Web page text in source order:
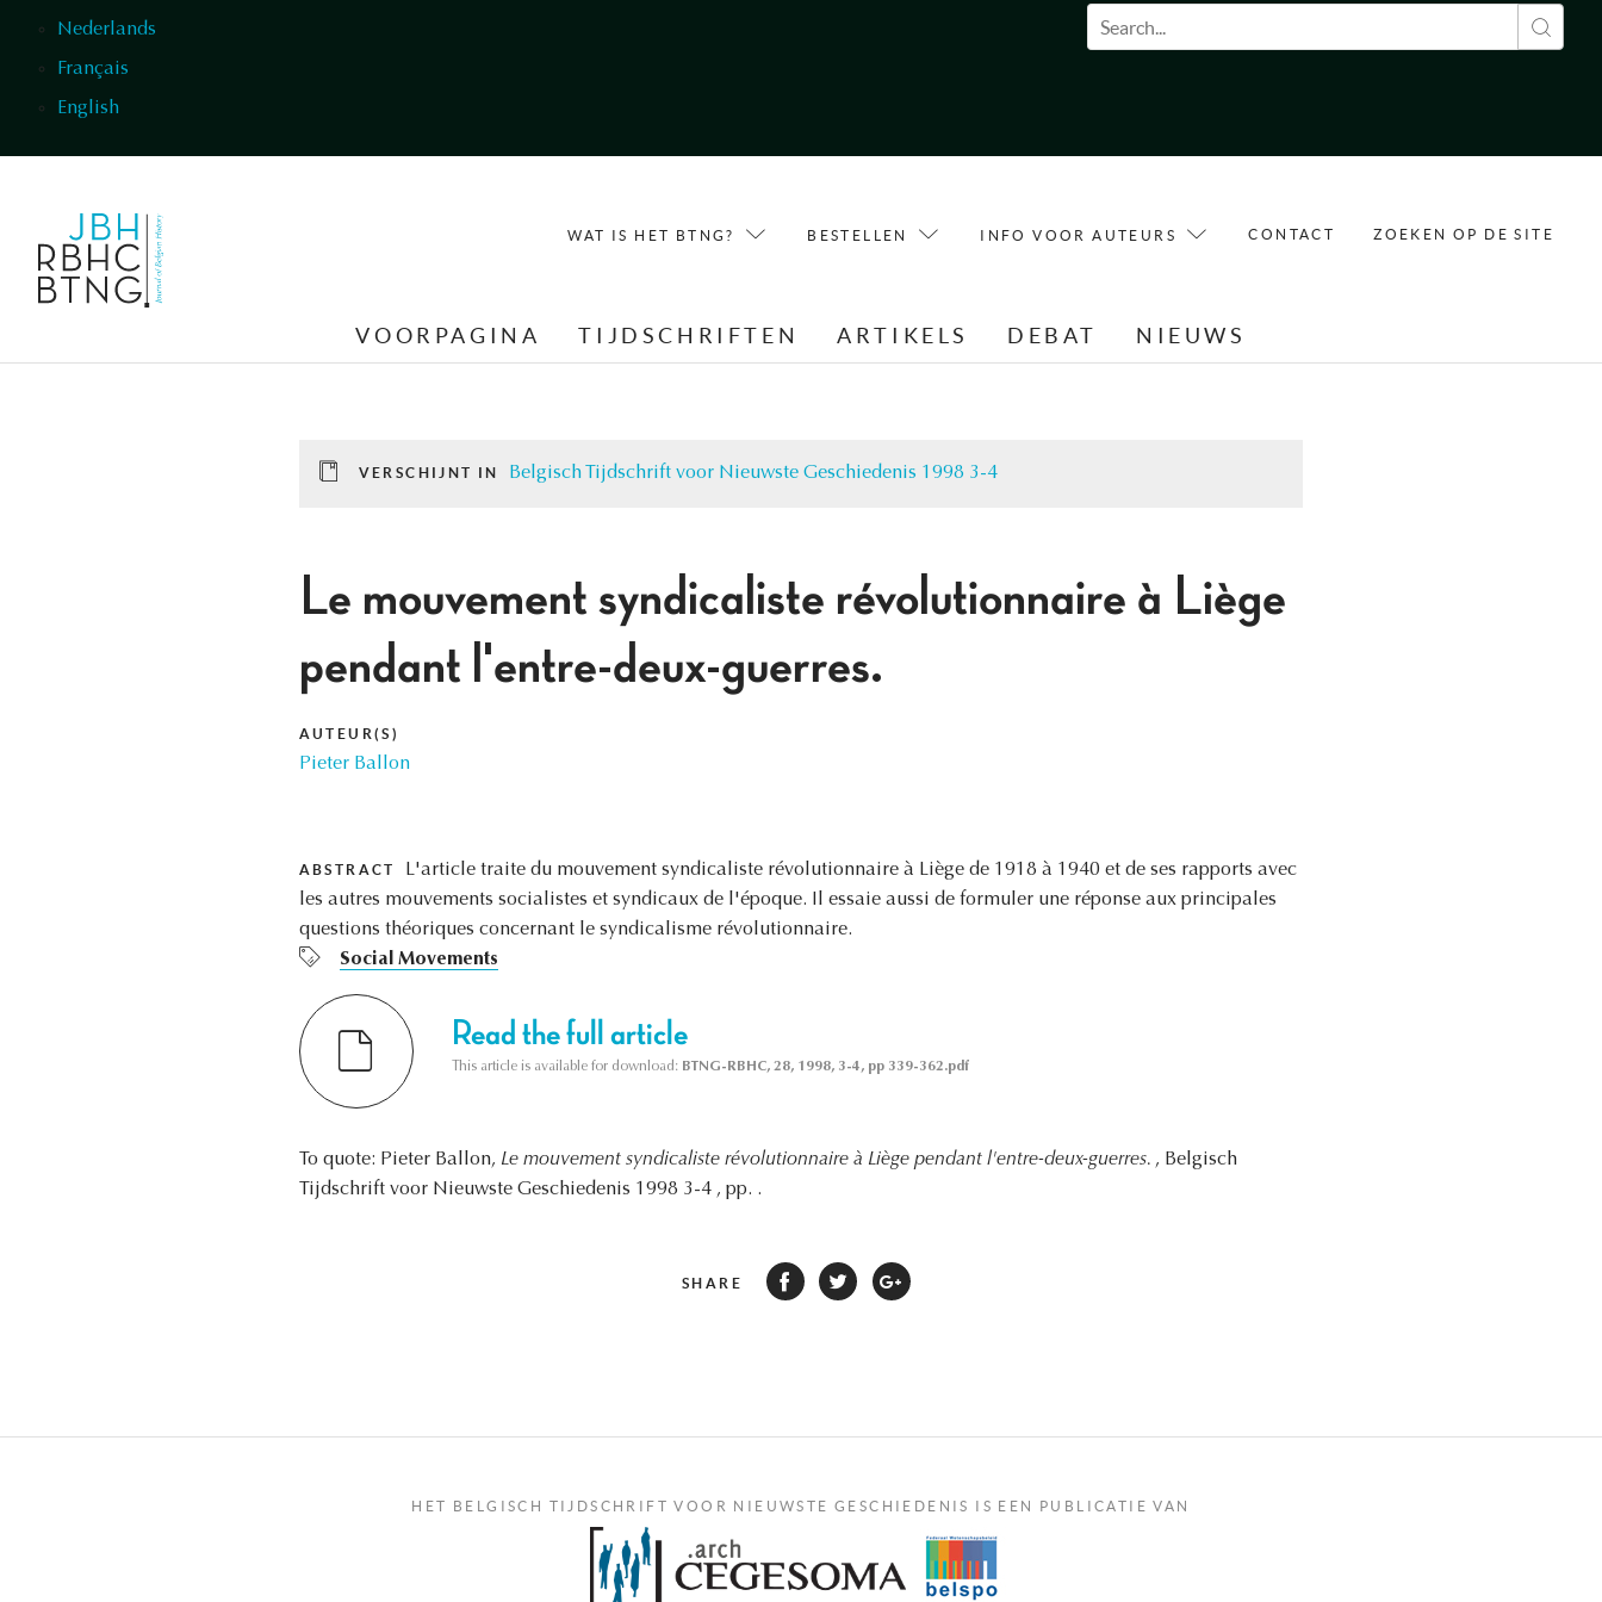
Nederlands
Français
English
Zoekveld
WAT IS HET BTNG? BESTELLEN INFO VOOR AUTEURS CONTACT ZOEKEN OP DE SITE
VOORPAGINA TIJDSCHRIFTEN ARTIKELS DEBAT NIEUWS
VERSCHIJNT IN Belgisch Tijdschrift voor Nieuwste Geschiedenis 1998 3-4
Le mouvement syndicaliste révolutionnaire à Liège
pendant l'entre-deux-guerres.
AUTEUR(S)
Pieter Ballon
ABSTRACT
L'article traite du mouvement syndicaliste révolutionnaire à Liège de 1918 à 1940 et de ses rapports avec
les autres mouvements socialistes et syndicaux de l'époque. Il essaie aussi de formuler une réponse aux principales
questions théoriques concernant le syndicalisme révolutionnaire.
Social Movements
Read the full article
This article is available for download: BTNG-RBHC, 28, 1998, 3-4, pp 339-362.pdf
To quote: Pieter Ballon, Le mouvement syndicaliste révolutionnaire à Liège pendant l'entre-deux-guerres. , Belgisch
Tijdschrift voor Nieuwste Geschiedenis 1998 3-4 , pp. .
SHARE
HET BELGISCH TIJDSCHRIFT VOOR NIEUWSTE GESCHIEDENIS IS EEN PUBLICATIE VAN